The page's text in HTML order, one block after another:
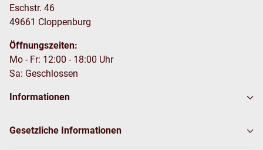
Eschstr. 46
49661 Cloppenburg
Öffnungszeiten:
Mo - Fr: 12:00 - 18:00 Uhr
Sa: Geschlossen
Informationen
Gesetzliche Informationen